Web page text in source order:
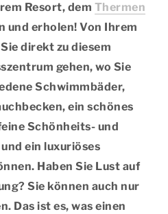
Resort, dem Thermen
und erholen! Von Ihrem
direkt zu diesem
gehen, wo Sie
Schwimmbäder,
ein schönes
Schönheits- und
ein luxuriöses
Haben Sie Lust auf
Sie können auch nur
Das ist es, was einen